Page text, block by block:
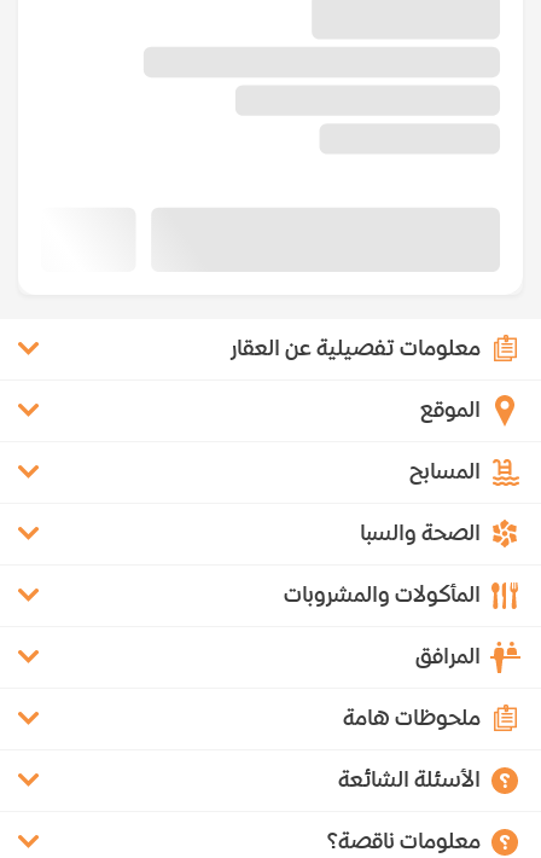
معلومات تفصيلية عن العقار
الموقع
المسابح
الصحة والسبا
المأكولات والمشروبات
المرافق
ملحوظات هامة
الأسئلة الشائعة
معلومات ناقصة؟